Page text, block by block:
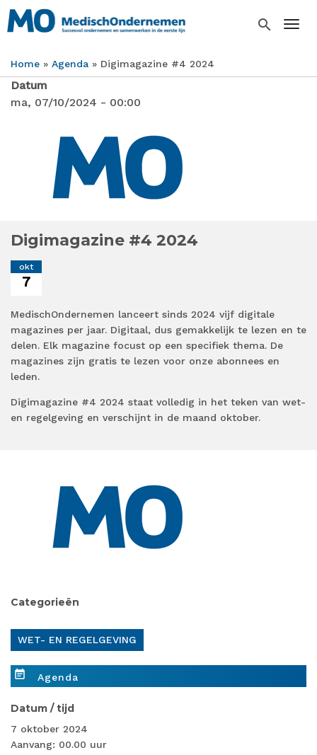
Overslaan
en
inhoud
gaan
search
Kruimelpad
Home Agenda Digimagazine #4 2024
Datum
ma, 07/10/2024 - 00:00
Digimagazine #4 2024
okt
7
MedischOndernemen lanceert sinds 2024 vijf digitale
magazines per jaar. Digitaal, dus gemakkelijk te lezen en te
delen. Elk magazine focust op een specifiek thema. De
magazines zijn gratis te lezen voor onze abonnees en
leden.
Digimagazine #4 2024 staat volledig in het teken van wet-
en regelgeving en verschijnt in de maand oktober.
Categorieën
WET- EN REGELGEVING
event_note Agenda
Datum / tijd
7 oktober 2024
Aanvang: 00.00 uur